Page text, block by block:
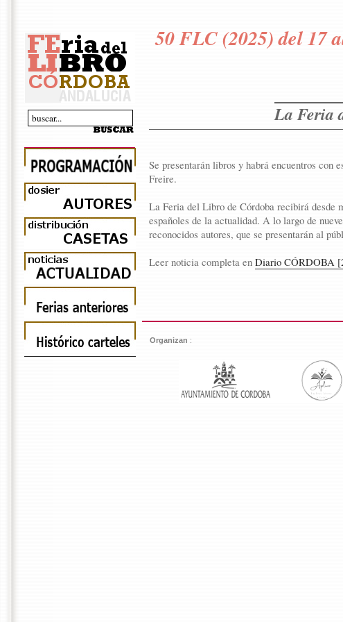
50 FLC (2025) del 17
La Feria
Se presentarán libros y habrá encuentros con
Freire.
La Feria del Libro de Córdoba recibirá desde
españoles de la actualidad. A lo largo de
reconocidos autores, que se presentarán al
Leer noticia completa en Diario CÓRDOBA
Organizan